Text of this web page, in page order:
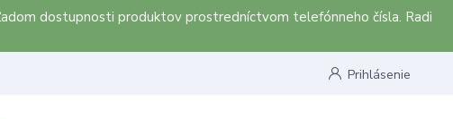
dostupnosti produktov prostredníctvom telefónneho čísla. Radi
Prihlásenie